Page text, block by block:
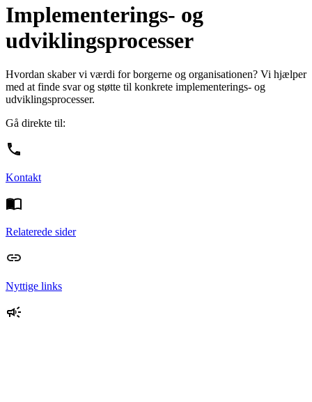
Implementerings- og
udviklingsprocesser
Hvordan skaber vi værdi for borgerne og organisationen? Vi hjælper
med at finde svar og støtte til konkrete implementerings- og
udviklingsprocesser.
Gå direkte til:
Kontakt
Relaterede sider
Nyttige links